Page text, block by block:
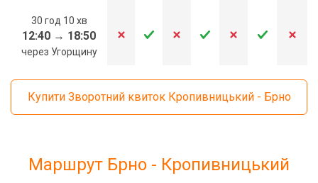
30 год 10 хв
12:40 → 18:50
через Угорщину
Купити Зворотний квиток Кропивницький - Брно
Маршрут Брно - Кропивницький